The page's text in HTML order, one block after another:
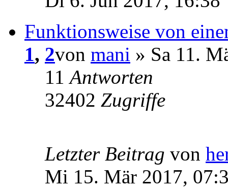
Funktionsweise von
1, 2von mani » Sa 11.
11Antworten
32402 Zugriffe
Letzter Beitrag von
Mi 15. Mär 2017,